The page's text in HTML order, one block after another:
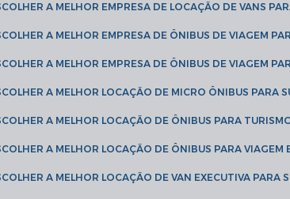
A MELHOR EMPRESA DE LOCAÇÃO DE VANS
A MELHOR EMPRESA DE ÔNIBUS DE VIAGEM
A MELHOR EMPRESA DE ÔNIBUS DE VIAGEM
A MELHOR LOCAÇÃO DE MICRO ÔNIBUS PARA
A MELHOR LOCAÇÃO DE ÔNIBUS PARA
A MELHOR LOCAÇÃO DE ÔNIBUS PARA
A MELHOR LOCAÇÃO DE VAN EXECUTIVA PARA